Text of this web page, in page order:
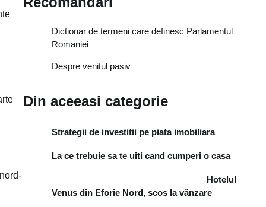
Dictionar de termeni care definesc Parlamentul
Romaniei
Despre venitul pasiv
Din aceeasi categorie
Strategii de investitii pe piata imobiliara
La ce trebuie sa te uiti cand cumperi o casa
Hotelul
Venus din Eforie Nord, scos la vânzare